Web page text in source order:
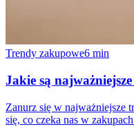
Trendy zakupowe6 min
Jakie są
Zanurz się w najważniejsze
się, co czeka nas w